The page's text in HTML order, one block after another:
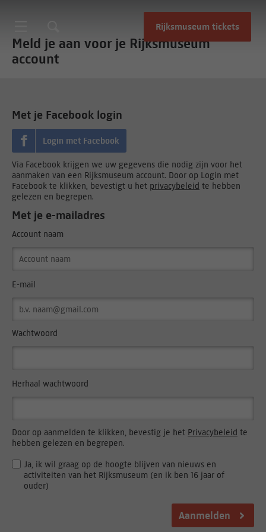
Rijksmuseum tickets
Meld je aan voor je Rijksmuseum
account
Met je Facebook login
Login met Facebook
Via Facebook krijgen we uw gegevens die nodig zijn voor het
aanmaken van een Rijksmuseum account. Door op Login met
Facebook te klikken, bevestigt u het privacybeleid te hebben
gelezen en begrepen.
Met je e-mailadres
Account naam
E-mail
Wachtwoord
Herhaal wachtwoord
Door op aanmelden te klikken, bevestig je het Privacybeleid te
hebben gelezen en begrepen.
Ja, ik wil graag op de hoogte blijven van nieuws en
activiteiten van het Rijksmuseum (en ik ben 16 jaar of
ouder)
Aanmelden